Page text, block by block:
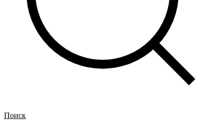
Поиск